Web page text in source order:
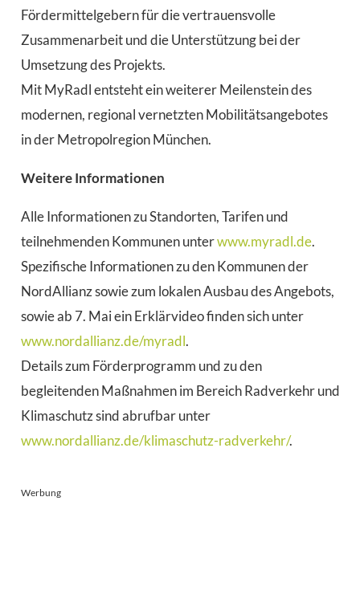
Fördermittelgebern für die vertrauensvolle
Zusammenarbeit und die Unterstützung bei der
Umsetzung des Projekts.
Mit MyRadl entsteht ein weiterer Meilenstein des
modernen, regional vernetzten Mobilitätsangebotes
in der Metropolregion München.
Weitere Informationen
Alle Informationen zu Standorten, Tarifen und
teilnehmenden Kommunen unterwww.myradl.de.
Spezifische Informationen zu den Kommunen der
NordAllianz sowie zum lokalen Ausbau des Angebots,
sowie ab 7. Mai ein Erklärvideo finden sich unter
www.nordallianz.de/myradl.
Details zum Förderprogramm und zu den
begleitenden Maßnahmen im Bereich Radverkehr und
Klimaschutz sind abrufbar unter
www.nordallianz.de/klimaschutz-radverkehr/.
Werbung